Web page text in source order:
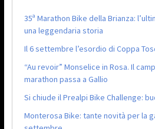
35ª Marathon Bike della Brianza:
una leggendaria storia
Il 6 settembre l’esordio di Coppa
“Au revoir” Monselice in Rosa. Il
marathon passa a Gallio
Si chiude il Prealpi Bike Challenge:
Monterosa Bike: tante novità per la